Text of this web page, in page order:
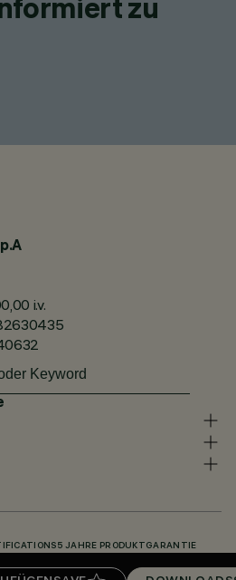
zu
i.v.
5 JAHRE PRODUKTGARANTIE